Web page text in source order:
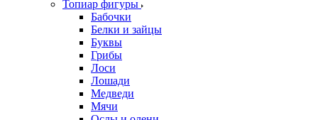
Топиар фигуры
Бабочки
Белки и зайцы
Буквы
Грибы
Лоси
Лошади
Медведи
Мячи